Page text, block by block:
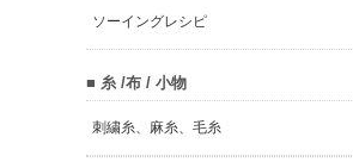
ソーイングレシピ
■ 糸 /布 / 小物
刺繍糸、麻糸、毛糸